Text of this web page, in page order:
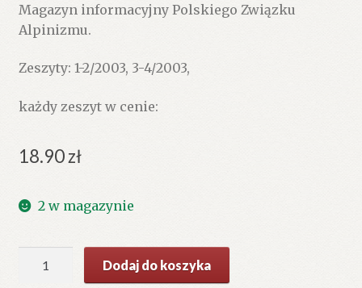
Magazyn informacyjny Polskiego Związku
Alpinizmu.
Zeszyty: 1-2/2003, 3-4/2003,
każdy zeszyt w cenie:
18.90zł
2 w magazynie
Dodaj do koszyka